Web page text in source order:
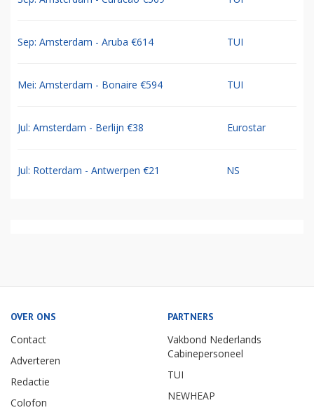
Sep: Amsterdam - Aruba €614 TUI
Mei: Amsterdam - Bonaire €594 TUI
Jul: Amsterdam - Berlijn €38 Eurostar
Jul: Rotterdam - Antwerpen €21 NS
OVER ONS
Contact
Adverteren
Redactie
Colofon
PARTNERS
Vakbond Nederlands
Cabinepersoneel
TUI
NEWHEAP